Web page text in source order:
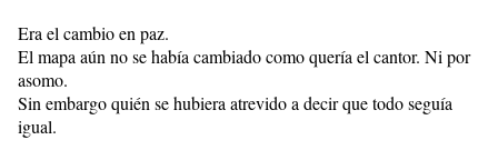
Era el cambio en paz.
El mapa aún no se había cambiado como quería el cantor. Ni por
asomo.
Sin embargo quién se hubiera atrevido a decir que todo seguía
igual.